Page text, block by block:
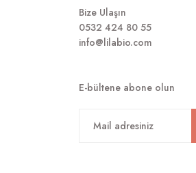
Bize Ulaşın
0532 424 80 55
info@lilabio.com
E-bültene abone olun